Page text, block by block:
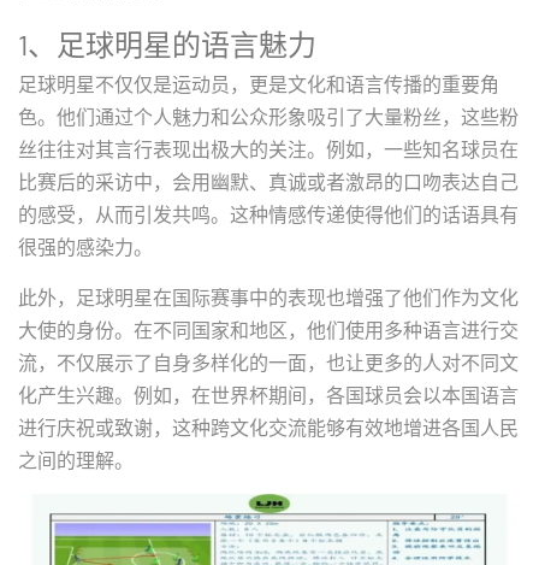
1、足球明星的语言魅力
足球明星不仅仅是运动员，更是文化和语言传播的重要角
色。他们通过个人魅力和公众形象吸引了大量粉丝，这些粉
丝往往对其言行表现出极大的关注。例如，一些知名球员在
比赛后的采访中，会用幽默、真诚或者激昂的口吻表达自己
的感受，从而引发共鸣。这种情感传递使得他们的话语具有
很强的感染力。
此外，足球明星在国际赛事中的表现也增强了他们作为文化
大使的身份。在不同国家和地区，他们使用多种语言进行交
流，不仅展示了自身多样化的一面，也让更多的人对不同文
化产生兴趣。例如，在世界杯期间，各国球员会以本国语言
进行庆祝或致谢，这种跨文化交流能够有效地增进各国人民
之间的理解。